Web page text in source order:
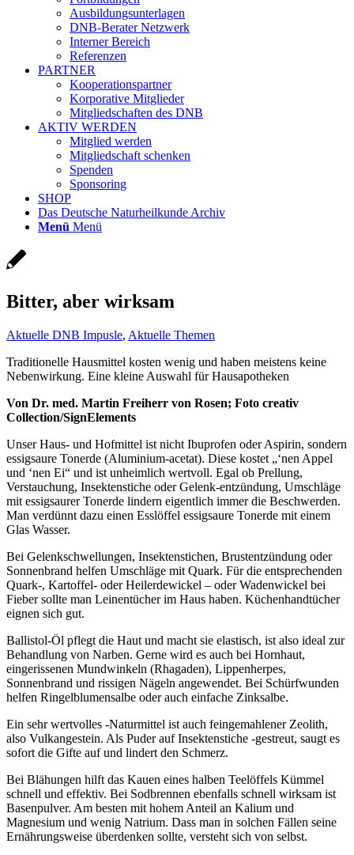
Ausbildungsunterlagen
DNB-Berater Netzwerk
Interner Bereich
Referenzen
PARTNER
Kooperationspartner
Korporative Mitglieder
Mitgliedschaften des DNB
AKTIV WERDEN
Mitglied werden
Mitgliedschaft schenken
Spenden
Sponsoring
SHOP
Das Deutsche Naturheilkunde Archiv
Menü Menü
Bitter, aber wirksam
Aktuelle DNB Impusle, Aktuelle Themen
Traditionelle Hausmittel kosten wenig und haben meistens keine
Nebenwirkung. Eine kleine Auswahl für Hausapotheken
Von Dr. med. Martin Freiherr von Rosen; Foto creativ
Collection/SignElements
Unser Haus- und Hofmittel ist nicht Ibuprofen oder Aspirin, sondern
essigsaure Tonerde (Aluminium-acetat). Diese kostet „‘nen Appel
und ‘nen Ei“ und ist unheimlich wertvoll. Egal ob Prellung,
Verstauchung, Insektenstiche oder Gelenk-entzündung, Umschläge
mit essigsaurer Tonerde lindern eigentlich immer die Beschwerden.
Man verdünnt dazu einen Esslöffel essigsaure Tonerde mit einem
Glas Wasser.
Bei Gelenkschwellungen, Insektenstichen, Brustentzündung oder
Sonnenbrand helfen Umschläge mit Quark. Für die entsprechenden
Quark-, Kartoffel- oder Heilerdewickel – oder Wadenwickel bei
Fieber sollte man Leinentücher im Haus haben. Küchenhandtücher
eignen sich gut.
Ballistol-Öl pflegt die Haut und macht sie elastisch, ist also ideal zur
Behandlung von Narben. Gerne wird es auch bei Hornhaut,
eingerissenen Mundwinkeln (Rhagaden), Lippenherpes,
Sonnenbrand und rissigen Nägeln angewendet. Bei Schürfwunden
helfen Ringelblumensalbe oder auch einfache Zinksalbe.
Ein sehr wertvolles -Naturmittel ist auch feingemahlener Zeolith,
also Vulkangestein. Als Puder auf Insektenstiche -gestreut, saugt es
sofort die Gifte auf und lindert den Schmerz.
Bei Blähungen hilft das Kauen eines halben Teelöffels Kümmel
schnell und effektiv. Bei Sodbrennen ebenfalls schnell wirksam ist
Basenpulver. Am besten mit hohem Anteil an Kalium und
Magnesium und wenig Natrium. Dass man in solchen Fällen seine
Ernährungsweise überdenken sollte, versteht sich von selbst.